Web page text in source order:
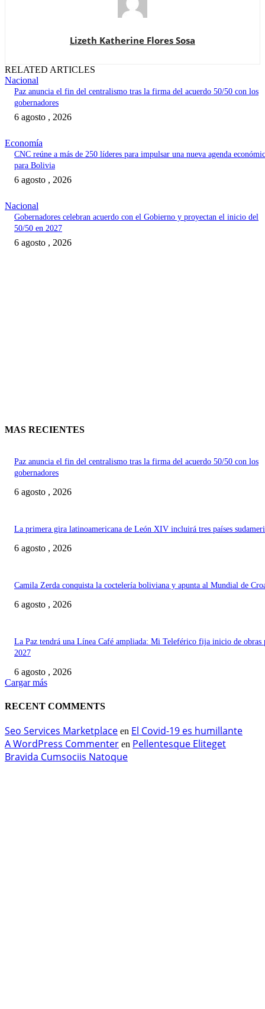
Lizeth Katherine Flores Sosa
RELATED ARTICLES
Nacional
Paz anuncia el fin del centralismo tras la firma del acuerdo 50/50 con los
gobernadores
6 agosto , 2026
Economía
CNC reúne a más de 250 líderes para impulsar una nueva agenda
para Bolivia
6 agosto , 2026
Nacional
Gobernadores celebran acuerdo con el Gobierno y proyectan el inicio del
50/50 en 2027
6 agosto , 2026
MAS RECIENTES
Paz anuncia el fin del centralismo tras la firma del acuerdo 50/50 con los
gobernadores
6 agosto , 2026
La primera gira latinoamericana de León XIV incluirá tres países
6 agosto , 2026
Camila Zerda conquista la coctelería boliviana y apunta al Mundial de
6 agosto , 2026
La Paz tendrá una Línea Café ampliada: Mi Teleférico fija inicio de obras
2027
6 agosto , 2026
Cargar más
RECENT COMMENTS
Seo Services Marketplace en El Covid-19 es humillante
A WordPress Commenter en Pellentesque Eliteget
Bravida Cumsociis Natoque